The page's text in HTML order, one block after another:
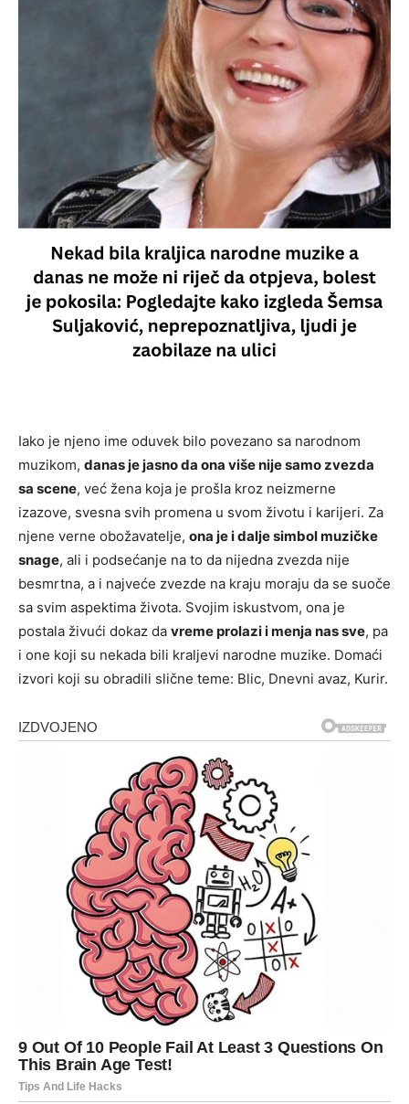
Iako je njeno ime oduvek bilo povezano sa narodnom
muzikom, danas je jasno da ona više nije samo zvezda
sa scene, već žena koja je prošla kroz neizmerne
izazove, svesna svih promena u svom životu i karijeri. Za
njene verne obožavatelje, ona je i dalje simbol muzičke
snage, ali i podsećanje na to da nijedna zvezda nije
besmrtna, a i najveće zvezde na kraju moraju da se suoče
sa svim aspektima života. Svojim iskustvom, ona je
postala živući dokaz da vreme prolazi i menja nas sve, pa
i one koji su nekada bili kraljevi narodne muzike. Domaći
izvori koji su obradili slične teme: Blic, Dnevni avaz, Kurir.